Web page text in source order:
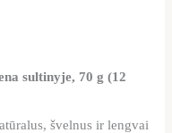
sultinyje, 70 g (12
švelnus ir lengvai